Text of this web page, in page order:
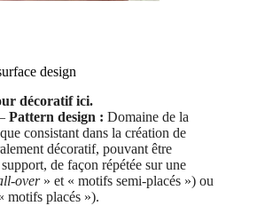
design
décoratif ici.
Pattern design : Domaine de la
consistant dans la création de
décoratif, pouvant être
de façon répétée sur une
over» et « motifs semi-placés ») ou
motifs placés »).